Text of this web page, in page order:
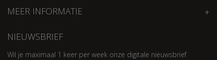
MEER INFORMATIE
NIEUWSBRIEF
Wil je maximaal 1 keer per week onze digitale nieuwsbrief